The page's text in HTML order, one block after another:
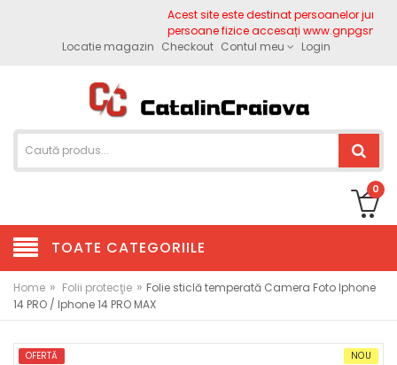
Acest site este destinat persoanelor juridice.
persoane fizice accesați www.gnpgsm.ro
Locatie magazin Checkout Contul meu Login
0
TOATE CATEGORIILE
Home » Folii protecţie » Folie sticlă temperată Camera Foto Iphone
14 PRO / Iphone 14 PRO MAX
OFERTĂ NOU